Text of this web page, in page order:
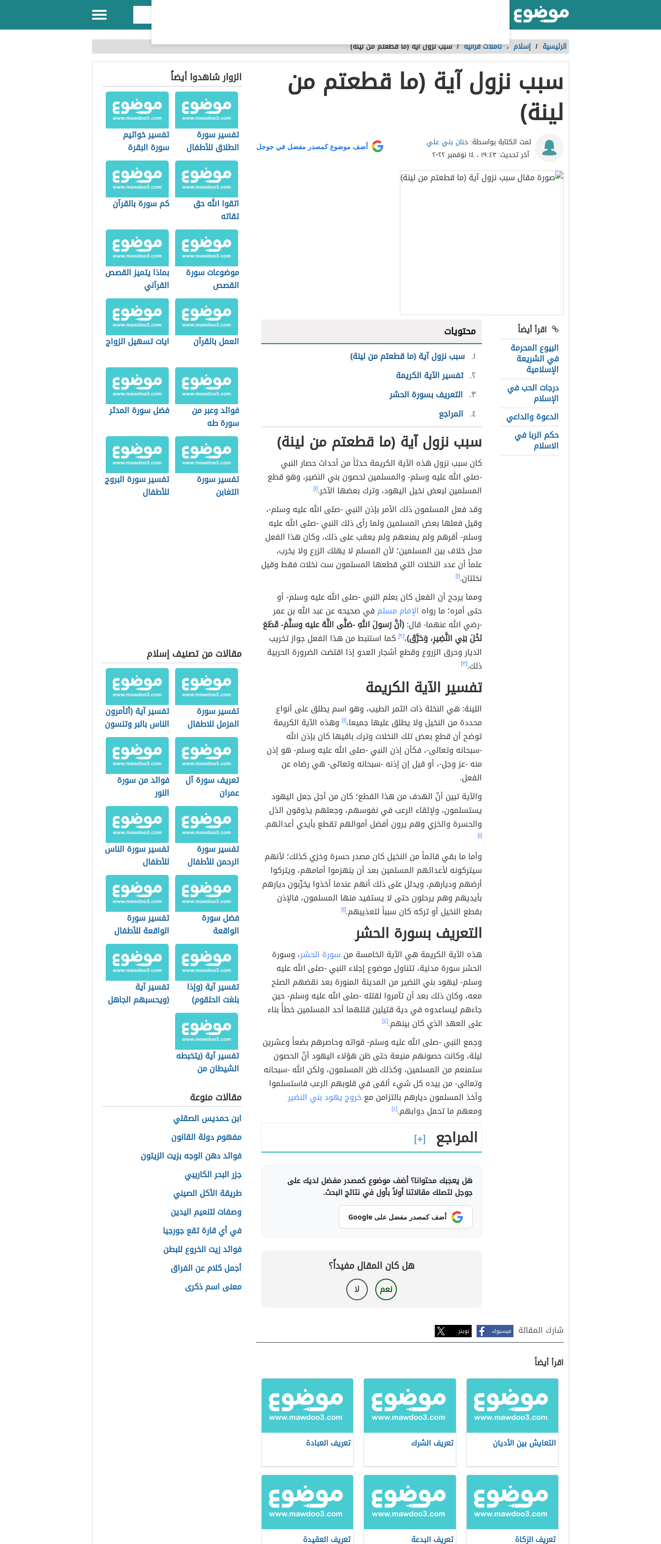
الرئيسية / إسلام ،تأملات قرآنية /سبب نزول آية (ما قطعتم من لينة)
سبب نزول آية (ما قطعتم من
لينة)
تمت الكتابة بواسطة:حنان بني علي
آخر تحديث:١٩:٤٣ ، ١٤ نوفمبر ٢٠٢٢
أضف موضوع كمصدر مفضل في جوجل
اقرأ أيضاً
البيوع المحرمة
في الشريعة
الإسلامية
درجات الحب في
الإسلام
الدعوة والداعي
حكم الربا في
الاسلام
محتويات
١ سبب نزول آية (ما قطعتم من لينة)
٢ تفسير الآية الكريمة
٣ التعريف بسورة الحشر
٤ المراجع
سبب نزول آية (ما قطعتم من لينة)
كان سبب نزول هذه الآية الكريمة حدثاً من أحداث حصار النبي
-صلى الله عليه وسلم- والمسلمين لحصون بني النضير، وهو قطع
المسلمين لبعض نخيل اليهود، وترك بعضها الآخر.[١]
وقد فعل المسلمون ذلك الأمر بإذن النبي -صلى الله عليه وسلم-،
وقيل فعلها بعض المسلمين ولما رأى ذلك النبي -صلى الله عليه
وسلم- أقرهم ولم يمنعهم ولم يعقب على ذلك، وكان هذا الفعل
محل خلاف بين المسلمين؛ لأن المسلم لا يهلك الزرع ولا يخرب،
علماً أن عدد النخلات التي قطعها المسلمون ست نخلات فقط وقيل
نخلتان.[١]
ومما يرجح أن الفعل كان بعلم النبي -صلى الله عليه وسلم- أو
حتى أمره؛ ما رواه الإمام مسلم في صحيحه عن عبد الله بن عمر
-رضي الله عنهما- قال:(أنَّ رَسولَ اللهِ -صَلَّى اللَّهُ عليه وسلَّمَ- قَطَعَ
نَخْلَ بَنِي النَّضِيرِ، وَحَرَّقَ)،[٢]
كما استنبط من هذا الفعل جواز تخريب
الديار وحرق الزروع وقطع أشجار العدو إذا اقتضت الضرورة الحربية
ذلك.[٣]
تفسير الآية الكريمة
اللينة: هي النخلة ذات الثمر الطيب، وهو اسم يطلق على أنواع
محددة من النخيل ولا يطلق عليها جميعا،[١] وهذه الآية الكريمة
توضح أن قطع بعض تلك النخلات وترك باقيها كان بإذن الله
-سبحانه وتعالى-، فكأن إذن النبي -صلى الله عليه وسلم- هو إذن
منه -عز وجل-، أو قيل إن إذنه -سبحانه وتعالى- هي رضاه عن
الفعل.
والآية تبين أنّ الهدف من هذا القطع؛ كان من أجل جعل اليهود
يستسلمون، ولإلقاء الرعب في نفوسهم، وجعلهم يذوقون الذل
والحسرة والخزي وهم يرون أفضل أموالهم تقطع بأيدي أعدائهم.
[١]
وأما ما بقي قائماً من النخيل كان مصدر حسرة وخزي كذلك؛ لأنهم
سيتركونه لأعدائهم المسلمين بعد أن ينهزموا أمامهم، ويتركوا
أرضهم وديارهم، ويدلل على ذلك أنهم عندما أخذوا يخرِّبون ديارهم
بأيديهم وهم يرحلون حتى لا يستفيد منها المسلمون، فالإذن
بقطع النخيل أو تركه كان سبباً لتعذيبهم.[١]
التعريف بسورة الحشر
هذه الآية الكريمة هي الآية الخامسة من سورة الحشر، وسورة
الحشر سورة مدنية، تتناول موضوع إجلاء النبي -صلى الله عليه
وسلم- ليهود بني النضير من المدينة المنورة بعد نقضهم الصلح
معه، وكان ذلك بعد أن تآمروا لقتله -صلى الله عليه وسلم- حين
جاءهم ليساعدوه في دية قتيلين قتلهما أحد المسلمين خطأً بناء
على العهد الذي كان بينهم.[٤]
وجمع النبي -صلى الله عليه وسلم- قواته وحاصرهم بضعاً وعشرين
ليلة، وكانت حصونهم منيعة حتى ظن هؤلاء اليهود أنّ الحصون
ستمنعم من المسلمين، وكذلك ظن المسلمون، ولكن الله -سبحانه
وتعالى- من بيده كل شيء ألقى في قلوبهم الرعب فاستسلموا
وأخذ المسلمون ديارهم بالتزامن معخروج يهود بني النضير
ومعهم ما تحمل دوابهم.[٤]
المراجع
هل يعجبك محتوانا؟ أضف موضوع كمصدر مفضل لديك على
جوجل لتصلك مقالاتنا أولاً بأول في نتائج البحث.
أضف كمصدر مفضل على Google
هل كان المقال مفيداً؟
نعم لا
شارك المقالة فيسبوك تويتر
اقرأ أيضاً
التعايش بين الأديان تعريف الشرك تعريف العبادة
تعريف الزكاة تعريف البدعة تعريف العقيدة
الزوار شاهدوا أيضاً
تفسير سورة
الطلاق للأطفال
تفسير خواتيم
سورة البقرة
اتقوا الله حق
تقاته
كم سورة بالقرآن
موضوعات سورة
القصص
بماذا يتميز القصص
القرآني
العمل بالقرآن ايات تسهيل الزواج
فوائد وعبر من
سورة طه
فضل سورة المدثر
تفسير سورة
التغابن
تفسير سورة البروج
للأطفال
مقالات من تصنيف إسلام
تفسير سورة
المزمل للاطفال
تفسير آية (أتأمرون
الناس بالبر وتنسون
أنفسكم)
تعريف سورة آل
عمران
فوائد من سورة
النور
تفسير سورة
الرحمن للأطفال
تفسير سورة الناس
للأطفال
فضل سورة
الواقعة
تفسير سورة
الواقعة للأطفال
تفسير آية (وإذا
بلغت الحلقوم)
تفسير آية
(ويحسبهم الجاهل
أغنياء من التعفف)
تفسير آية (يتخبطه
الشيطان من
مقالات منوعة
ابن حمديس الصقلي
مفهوم دولة القانون
فوائد دهن الوجه بزيت الزيتون
جزر البحر الكاريبي
طريقة الأكل الصيني
وصفات لتنعيم اليدين
في أي قارة تقع جورجيا
فوائد زيت الخروع للبطن
أجمل كلام عن الفراق
معنى اسم ذكرى